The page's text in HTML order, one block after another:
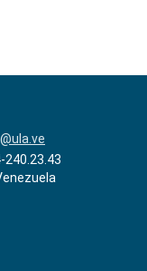
240.23.43